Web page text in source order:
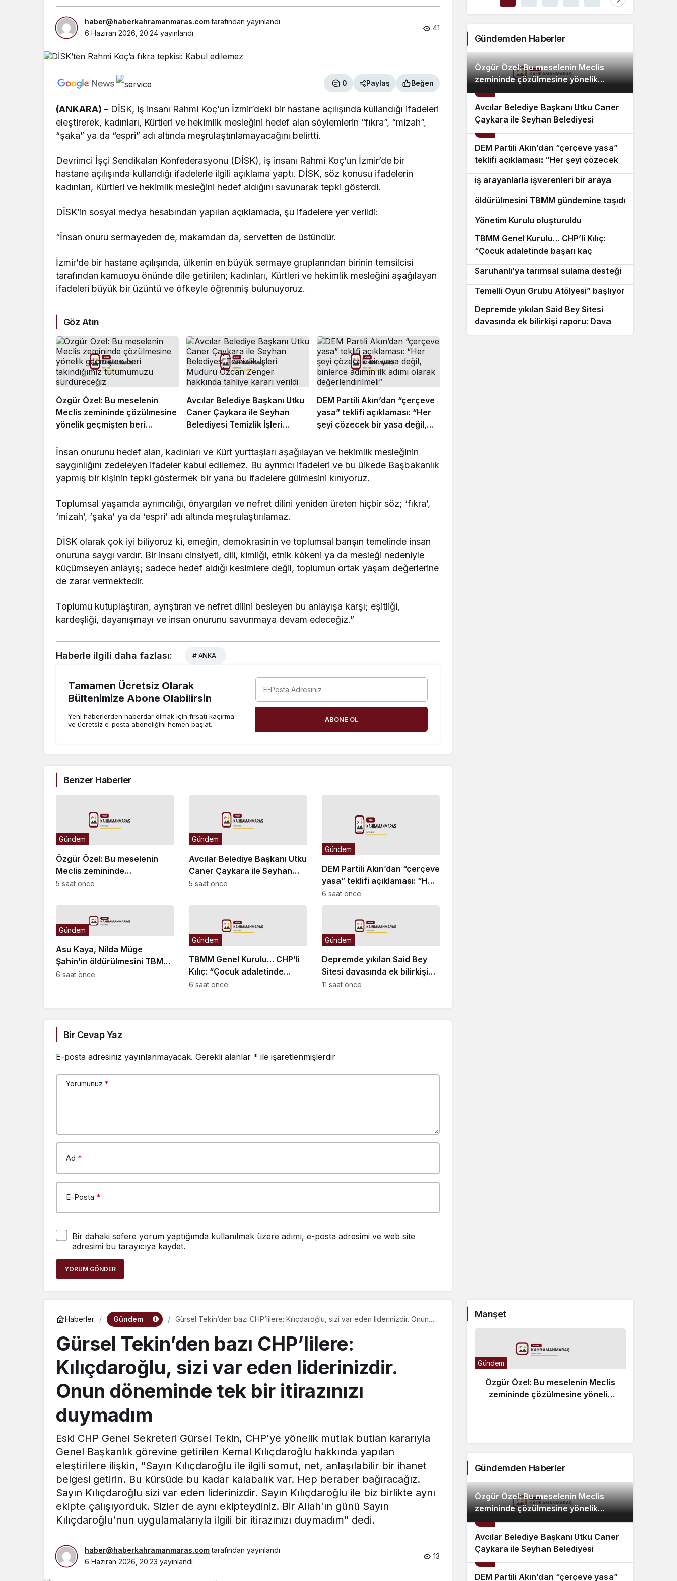
haber@haberkahramanmaras.comtarafından yayınlandı
6 Haziran 2026, 20:24 yayınlandı
41
0 Paylaş Beğen
(ANKARA) – DİSK, iş insanı Rahmi Koç’un İzmir’deki bir hastane açılışında kullandığı ifadeleri
eleştirerek, kadınları, Kürtleri ve hekimlik mesleğini hedef alan söylemlerin “fıkra”, “mizah”,
“şaka” ya da “espri” adı altında meşrulaştırılamayacağını belirtti.
Devrimci İşçi Sendikaları Konfederasyonu (DİSK), iş insanı Rahmi Koç’un İzmir’de bir
hastane açılışında kullandığı ifadelerle ilgili açıklama yaptı. DİSK, söz konusu ifadelerin
kadınları, Kürtleri ve hekimlik mesleğini hedef aldığını savunarak tepki gösterdi.
DİSK’in sosyal medya hesabından yapılan açıklamada, şu ifadelere yer verildi:
“İnsan onuru sermayeden de, makamdan da, servetten de üstündür.
İzmir’de bir hastane açılışında, ülkenin en büyük sermaye gruplarından birinin temsilcisi
tarafından kamuoyu önünde dile getirilen; kadınları, Kürtleri ve hekimlik mesleğini aşağılayan
ifadeleri büyük bir üzüntü ve öfkeyle öğrenmiş bulunuyoruz.
Göz Atın
Özgür Özel: Bu meselenin
Meclis zemininde çözülmesine
yönelik geçmişten beri
sürdüreceğiz
Avcılar Belediye Başkanı Utku
Caner Çaykara ile Seyhan
Belediyesi Temizlik İşleri
hakkında tahliye kararı verildi
DEM Partili Akın’dan “çerçeve
yasa” teklifi açıklaması: “Her
şeyi çözecek bir yasa değil,
değerlendirilmeli”
İnsan onurunu hedef alan, kadınları ve Kürt yurttaşları aşağılayan ve hekimlik mesleğinin
saygınlığını zedeleyen ifadeler kabul edilemez. Bu ayrımcı ifadeleri ve bu ülkede Başbakanlık
yapmış bir kişinin tepki göstermek bir yana bu ifadelere gülmesini kınıyoruz.
Toplumsal yaşamda ayrımcılığı, önyargıları ve nefret dilini yeniden üreten hiçbir söz; ‘fıkra’,
‘mizah’, ‘şaka’ ya da ‘espri’ adı altında meşrulaştırılamaz.
DİSK olarak çok iyi biliyoruz ki, emeğin, demokrasinin ve toplumsal barışın temelinde insan
onuruna saygı vardır. Bir insanı cinsiyeti, dili, kimliği, etnik kökeni ya da mesleği nedeniyle
küçümseyen anlayış; sadece hedef aldığı kesimlere değil, toplumun ortak yaşam değerlerine
de zarar vermektedir.
Toplumu kutuplaştıran, ayrıştıran ve nefret dilini besleyen bu anlayışa karşı; eşitliği,
kardeşliği, dayanışmayı ve insan onurunu savunmaya devam edeceğiz.”
Haberle ilgili daha fazlası: # ANKA
Tamamen Ücretsiz Olarak
Bültenimize Abone Olabilirsin
Yeni haberlerden haberdar olmak için fırsatı kaçırma
ve ücretsiz e-posta aboneliğini hemen başlat.
ABONE OL
Benzer Haberler
Özgür Özel: Bu meselenin
Meclis zemininde
çözülmesine yönelik
tutumumuzu sürdüreceğiz
Gündem
5 saat önce
Avcılar Belediye Başkanı Utku
Caner Çaykara ile Seyhan
Belediyesi Temizlik İşleri
hakkında tahliye kararı verildi
Gündem
5 saat önce
DEM Partili Akın’dan “çerçeve
yasa” teklifi açıklaması: “Her
şeyi çözecek bir yasa değil,
binlerce adımın ilk adımı
olarak değerlendirilmeli”
Gündem
6 saat önce
Asu Kaya, Nilda Müge
Şahin’in öldürülmesini TBMM
gündemine taşıdı
Gündem
6 saat önce
TBMM Genel Kurulu… CHP’li
Kılıç: “Çocuk adaletinde
başarı kaç çocuğun çetelerin
Gündem
6 saat önce
Depremde yıkılan Said Bey
Sitesi davasında ek bilirkişi
raporu: Dava dışı 6 kişinin
Gündem
11 saat önce
Bir Cevap Yaz
E-posta adresiniz yayınlanmayacak. Gerekli alanlar * ile işaretlenmişlerdir
Yorumunuz *
Ad *
E-Posta *
Bir dahaki sefere yorum yaptığımda kullanılmak üzere adımı, e-posta adresimi ve web site
adresimi bu tarayıcıya kaydet.
YORUM GÖNDER
Gündemden Haberler
Özgür Özel: Bu meselenin Meclis
zemininde çözülmesine yönelik
geçmişten beri takındığımız
tutumumuzu sürdüreceğiz
Avcılar Belediye Başkanı Utku Caner
Çaykara ile Seyhan Belediyesi
Temizlik İşleri Müdürü Özcan Zenger
hakkında tahliye kararı verildi
DEM Partili Akın’dan “çerçeve yasa”
teklifi açıklaması: “Her şeyi çözecek
bir yasa değil, binlerce adımın ilk
adımı olarak değerlendirilmeli”
4
Germencik Belediyesi İstihdam Ofisi,
iş arayanlarla işverenleri bir araya
getirdi
Asu Kaya, Nilda Müge Şahin’in
öldürülmesini TBMM gündemine taşıdı
Yönetim Kurulu oluşturuldu
7
TBMM Genel Kurulu… CHP’li Kılıç:
“Çocuk adaletinde başarı kaç
çocuğun çetelerin elinden
kurtarıldığıyla ölçülür”
8
Manisa Büyükşehir Belediyesi’nden
Saruhanlı’ya tarımsal sulama desteği
Temelli Oyun Grubu Atölyesi” başlıyor
10
Depremde yıkılan Said Bey Sitesi
davasında ek bilirkişi raporu: Dava
Haberler Gündem
Gürsel Tekin’den bazı CHP’lilere: Kılıçdaroğlu, sizi var eden liderinizdir. Onun
Gürsel Tekin’den bazı CHP’lilere:
Kılıçdaroğlu, sizi var eden liderinizdir.
Onun döneminde tek bir itirazınızı
duymadım
Eski CHP Genel Sekreteri Gürsel Tekin, CHP'ye yönelik mutlak butlan kararıyla
Genel Başkanlık görevine getirilen Kemal Kılıçdaroğlu hakkında yapılan
eleştirilere ilişkin, "Sayın Kılıçdaroğlu ile ilgili somut, net, anlaşılabilir bir ihanet
belgesi getirin. Bu kürsüde bu kadar kalabalık var. Hep beraber bağıracağız.
Sayın Kılıçdaroğlu sizi var eden liderinizdir. Sayın Kılıçdaroğlu ile biz birlikte aynı
ekipte çalışıyorduk. Sizler de aynı ekipteydiniz. Bir Allah'ın günü Sayın
Kılıçdaroğlu'nun uygulamalarıyla ilgili bir itirazınızı duymadım" dedi.
haber@haberkahramanmaras.comtarafından yayınlandı
6 Haziran 2026, 20:23 yayınlandı
13
Manşet
Gündem
Özgür Özel: Bu meselenin Meclis
zemininde çözülmesine yönelik
Gündemden Haberler
Özgür Özel: Bu meselenin Meclis
zemininde çözülmesine yönelik
geçmişten beri takındığımız
tutumumuzu sürdüreceğiz
Avcılar Belediye Başkanı Utku Caner
Çaykara ile Seyhan Belediyesi
Temizlik İşleri Müdürü Özcan Zenger
hakkında tahliye kararı verildi
3
DEM Partili Akın’dan “çerçeve yasa”
4